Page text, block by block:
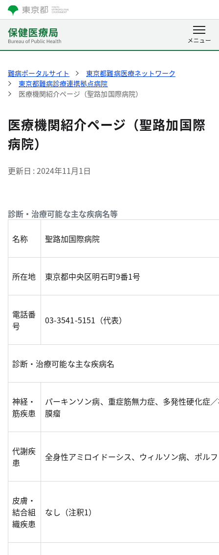
難病ポータルサイト
東京都難病医療ネットワーク
東京都難病診療連携拠点病院
医療機関紹介ページ（聖路加国際病院）
医療機関紹介ページ（聖路加国際
病院）
更新日 2024年11月1日
診断・治療可能な主な疾病名等
名称 聖路加国際病院
所在地 東京都中央区明石町9番1号
電話番
号
03-3541-5151（代表）
診断・治療可能な主な疾病名
神経・
筋疾患
パーキンソン病、重症筋無力症、多発性硬化症
膜瘤
代謝疾
患
全身性アミロイドーシス、ウィルソン病、ポル
皮膚・
結合組
織疾患
なし（注釈1）